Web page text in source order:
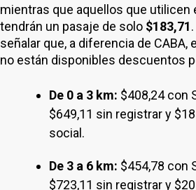
mientras que aquellos que utilicen
tendrán un pasaje de solo $183,71
señalar que, a diferencia de CABA,
no están disponibles descuentos
De 0 a 3 km: $408,24 con
$649,11 sin registrar y
social.
De 3 a 6 km: $454,78 con
$723,11 sin registrar y